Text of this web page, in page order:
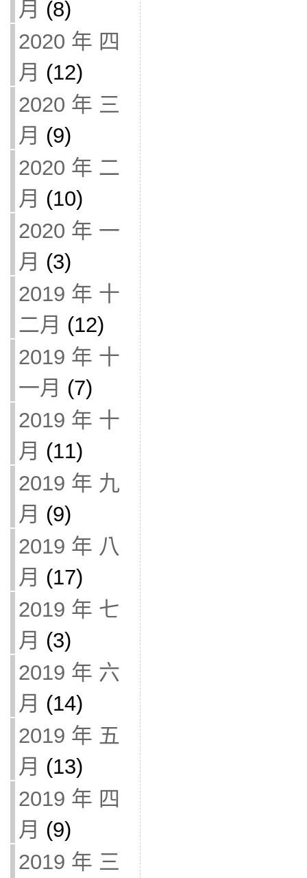
月 (8)
2020 年 四
月 (12)
2020 年 三
月 (9)
2020 年 二
月 (10)
2020 年 一
月 (3)
2019 年 十
二月 (12)
2019 年 十
一月 (7)
2019 年 十
月 (11)
2019 年 九
月 (9)
2019 年 八
月 (17)
2019 年 七
月 (3)
2019 年 六
月 (14)
2019 年 五
月 (13)
2019 年 四
月 (9)
2019 年 三